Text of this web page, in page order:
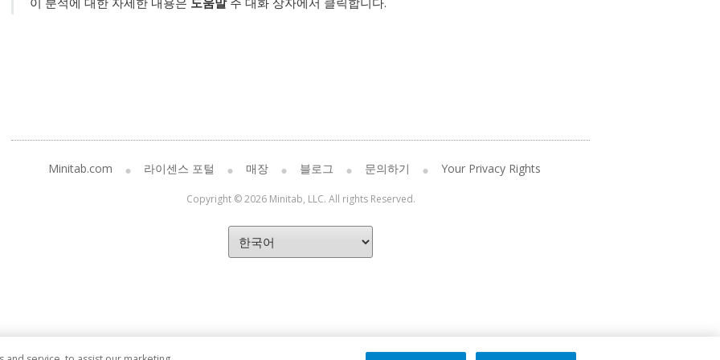
Minitab.com 라이센스 포털 매장 블로그 문의하기 Your Privacy Rights
Copyright © 2026 Minitab, LLC. All rights Reserved.